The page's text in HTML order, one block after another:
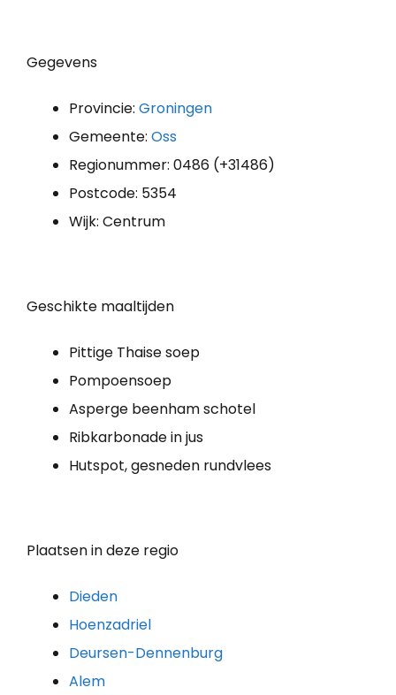
Gegevens
Provincie: Groningen
Gemeente: Oss
Regionummer: 0486 (+31486)
Postcode: 5354
Wijk: Centrum
Geschikte maaltijden
Pittige Thaise soep
Pompoensoep
Asperge beenham schotel
Ribkarbonade in jus
Hutspot, gesneden rundvlees
Plaatsen in deze regio
Dieden
Hoenzadriel
Deursen-Dennenburg
Alem